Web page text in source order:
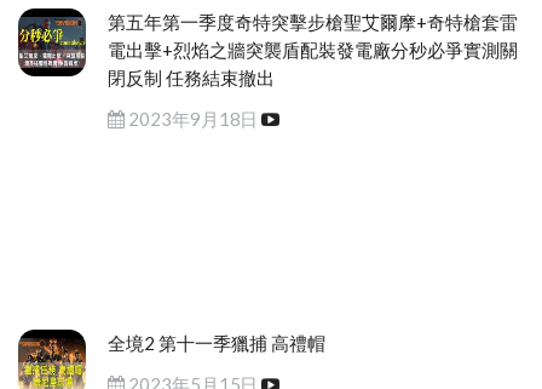
第五年第一季度奇特突擊步槍聖艾爾摩+奇特槍套雷
電出擊+烈焰之牆突襲盾配裝發電廠分秒必爭實測關
閉反制 任務結束撤出
2023年9月18日
全境2 第十一季獵捕 高禮帽
2023年5月15日